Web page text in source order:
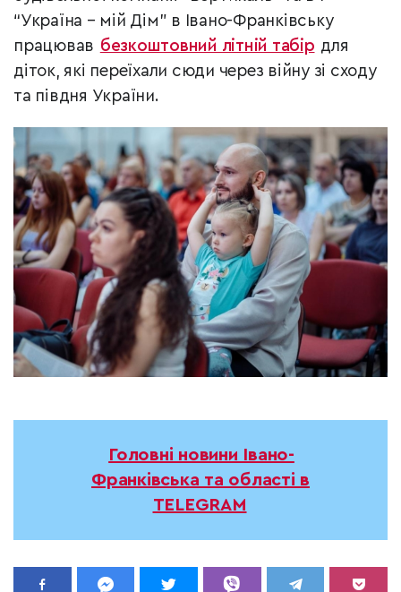
“Україна – мій Дім” в Івано-Франківську
працював безкоштовний літній табір для
діток, які переїхали сюди через війну зі сходу
та півдня України.
Головні новини Івано-
Франківська та області в
TELEGRAM